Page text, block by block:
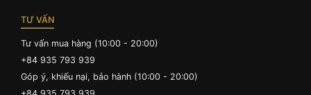
TƯ VẤN
Tư vấn mua hàng (10:00 - 20:00)
+84 935 793 939
Góp ý, khiếu nại, bảo hành (10:00 - 20:00)